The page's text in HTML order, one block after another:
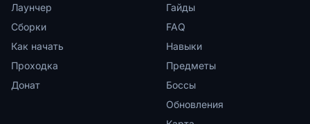
Лаунчер
Сборки
Как начать
Проходка
Донат
Гайды
FAQ
Навыки
Предметы
Боссы
Обновления